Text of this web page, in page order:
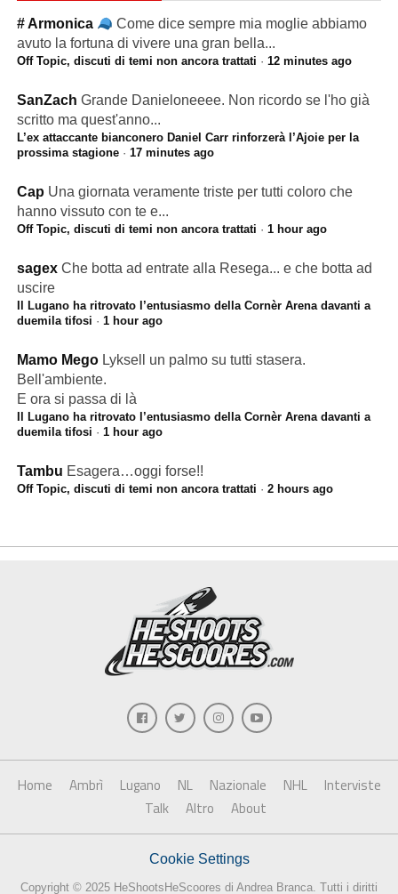
# Armonica
Come dice sempre mia moglie abbiamo
avuto la fortuna di vivere una gran bella...
Off Topic, discuti di temi non ancora trattati · 12 minutes ago
SanZach Grande Danieloneeee. Non ricordo se l'ho già
scritto ma quest'anno...
L’ex attaccante bianconero Daniel Carr rinforzerà l’Ajoie per la
prossima stagione· 17 minutes ago
Cap Una giornata veramente triste per tutti coloro che
hanno vissuto con te e...
Off Topic, discuti di temi non ancora trattati · 1 hour ago
sagex Che botta ad entrate alla Resega... e che botta ad
uscire
Il Lugano ha ritrovato l’entusiasmo della Cornèr Arena davanti a
duemila tifosi · 1 hour ago
Mamo Mego Lyksell un palmo su tutti stasera.
Bell'ambiente.
E ora si passa di là
Il Lugano ha ritrovato l’entusiasmo della Cornèr Arena davanti a
duemila tifosi · 1 hour ago
Tambu Esagera…oggi forse!!
Off Topic, discuti di temi non ancora trattati · 2 hours ago
Home Ambrì Lugano NL Nazionale NHL
Interviste
Talk
Altro About
Cookie Settings
Copyright © 2025 HeShootsHeScoores di Andrea Branca. Tutti i diritti